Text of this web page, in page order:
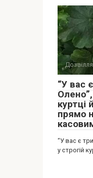
Дозвілля
“У вас
куртці
прямо
“У вас є
у строгій